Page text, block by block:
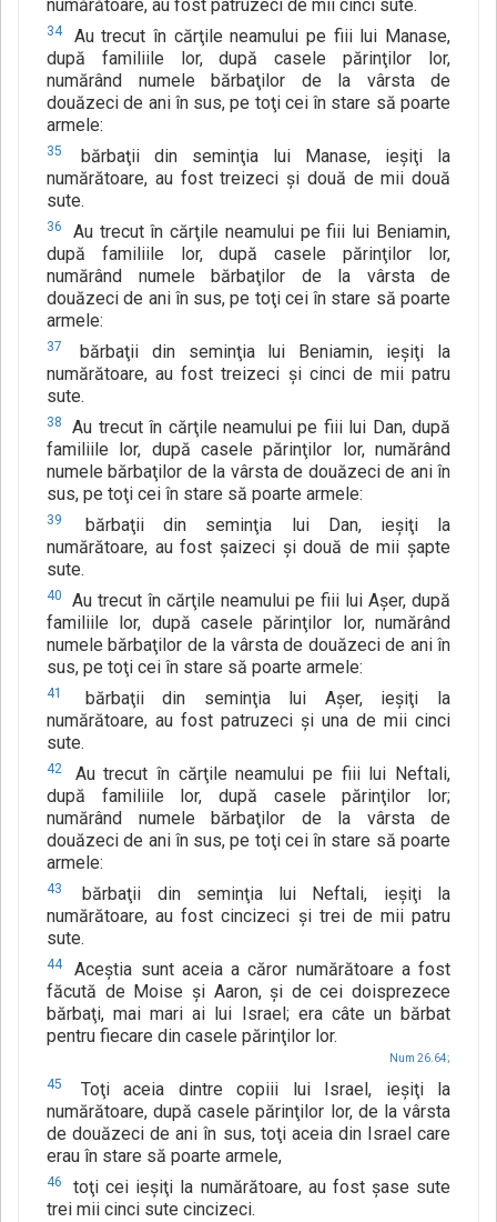
numărătoare, au fost patruzeci de mii cinci sute.
34
Au trecut în cărţile neamului pe fiii lui Manase,
după familiile lor, după casele părinţilor lor,
numărând numele bărbaţilor de la vârsta de
douăzeci de ani în sus, pe toţi cei în stare să poarte
armele:
35
bărbaţii din seminţia lui Manase, ieşiţi la
numărătoare, au fost treizeci şi două de mii două
sute.
36
Au trecut în cărţile neamului pe fiii lui Beniamin,
după familiile lor, după casele părinţilor lor,
numărând numele bărbaţilor de la vârsta de
douăzeci de ani în sus, pe toţi cei în stare să poarte
armele:
37
bărbaţii din seminţia lui Beniamin, ieşiţi la
numărătoare, au fost treizeci şi cinci de mii patru
sute.
38
Au trecut în cărţile neamului pe fiii lui Dan, după
familiile lor, după casele părinţilor lor, numărând
numele bărbaţilor de la vârsta de douăzeci de ani în
sus, pe toţi cei în stare să poarte armele:
39
bărbaţii din seminţia lui Dan, ieşiţi la
numărătoare, au fost şaizeci şi două de mii şapte
sute.
40
Au trecut în cărţile neamului pe fiii lui Aşer, după
familiile lor, după casele părinţilor lor, numărând
numele bărbaţilor de la vârsta de douăzeci de ani în
sus, pe toţi cei în stare să poarte armele:
41
bărbaţii din seminţia lui Aşer, ieşiţi la
numărătoare, au fost patruzeci şi una de mii cinci
sute.
42
Au trecut în cărţile neamului pe fiii lui Neftali,
după familiile lor, după casele părinţilor lor;
numărând numele bărbaţilor de la vârsta de
douăzeci de ani în sus, pe toţi cei în stare să poarte
armele:
43
bărbaţii din seminţia lui Neftali, ieşiţi la
numărătoare, au fost cincizeci şi trei de mii patru
sute.
44
Aceştia sunt aceia a căror numărătoare a fost
făcută de Moise şi Aaron, şi de cei doisprezece
bărbaţi, mai mari ai lui Israel; era câte un bărbat
pentru fiecare din casele părinţilor lor.
Num 26.64;
45
Toţi aceia dintre copiii lui Israel, ieşiţi la
numărătoare, după casele părinţilor lor, de la vârsta
de douăzeci de ani în sus, toţi aceia din Israel care
erau în stare să poarte armele,
46
toţi cei ieşiţi la numărătoare, au fost şase sute
trei mii cinci sute cincizeci.